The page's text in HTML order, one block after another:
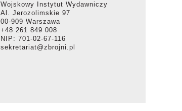
Wojskowy Instytut Wydawniczy
Al. Jerozolimskie 97
00-909 Warszawa
+48 261 849 008
NIP: 701-02-67-116
sekretariat@zbrojni.pl